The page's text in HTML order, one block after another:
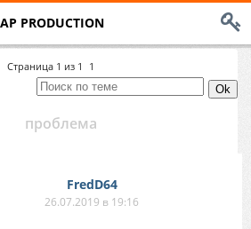
AP PRODUCTION
Страница 1 из 1 1
проблема
FredD64
26.07.2019 в 19:16